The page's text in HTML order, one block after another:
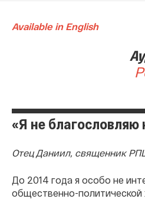
Available in English
«Я не благословляю
Отец Даниил, священник
До 2014 года я особо не
общественно-